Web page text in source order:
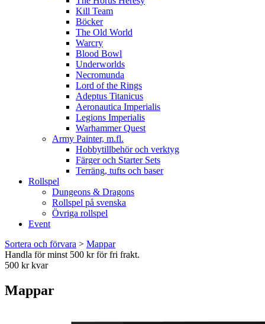
Kill Team
Böcker
The Old World
Warcry
Blood Bowl
Underworlds
Necromunda
Lord of the Rings
Adeptus Titanicus
Aeronautica Imperialis
Legions Imperialis
Warhammer Quest
Army Painter, m.fl.
Hobbytillbehör och verktyg
Färger och Starter Sets
Terräng, tufts och baser
Rollspel
Dungeons & Dragons
Rollspel på svenska
Övriga rollspel
Event
Sortera och förvara > Mappar
Handla för minst 500 kr för fri frakt.
500 kr kvar
Mappar